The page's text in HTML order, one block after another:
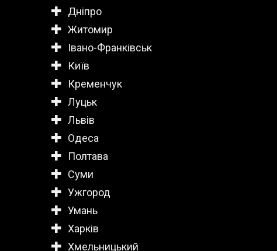
Дніпро
Житомир
Івано-Франківськ
Київ
Кременчук
Луцьк
Львів
Одеса
Полтава
Суми
Ужгород
Умань
Харків
Хмельницький